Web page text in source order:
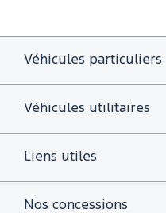
Véhicules particuliers
Véhicules utilitaires
Liens utiles
Nos concessions